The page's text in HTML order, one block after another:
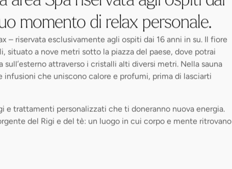
momento di relax personale.
– riservata esclusivamente agli ospiti dai 16 anni in su. Il fiore
situato a nove metri sotto la piazza del paese, dove potrai
sull’esterno attraverso i cristalli alti diversi metri. Nella sauna
che uniscono calore e profumi, prima di lasciarti
e trattamenti personalizzati che ti doneranno nuova energia.
del Rigi e del tè: un luogo in cui corpo e mente ritrovano